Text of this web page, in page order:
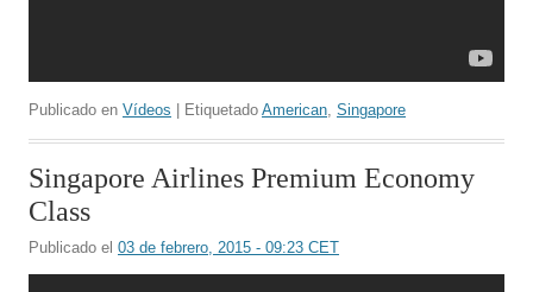
Publicado en Vídeos | Etiquetado American Singapore
Singapore Airlines Premium Economy
Class
Publicado el 03 de febrero, 2015 - 09:23 CET